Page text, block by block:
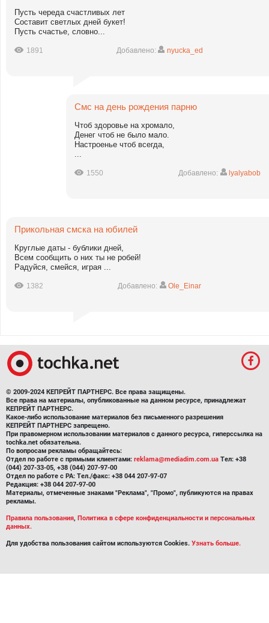
Пусть череда счастливых лет
Составит светлых дней букет!
Пусть счастье, словно...
1891 Добавлено: nyucka_ed
Смс на день рождения парню
Чтоб здоровье на хромало,
Денег чтоб не было мало.
Настроенье чтоб всегда,
...
1550 Добавлено: lyalyabob
Прикольная смска на юбилей
Круглые даты - бублики дней,
Всем сообщить о них ты не робей!
Радуйся, смейся, играя ...
1382 Добавлено: Ole_Einar
© 2009-2024 КЕПРЕЙТ ПАРТНЕРС. Все права защищены.
Все права на материалы, опубликованные на данном ресурсе, принадлежат
КЕПРЕЙТ ПАРТНЕРС.
Какое-либо использование материалов без письменного разрешения
КЕПРЕЙТ ПАРТНЕРС запрещено.
При правомерном использовании материалов с данного ресурса, гиперссылка на
tochka.net обязательна.
По вопросам рекламы обращайтесь:
Отдел по работе с прямыми клиентами: reklama@mediadim.com.ua Тел: +38
(044) 207-33-05, +38 (044) 207-97-00
Отдел по работе с РА: Тел./факс: +38 044 207-97-07
Редакция: +38 044 207-97-00
Материалы, отмеченные знаками "Реклама", "Промо", публикуются на правах
рекламы.
Правила пользования, Политика в сфере конфиденциальности и персональных
данных.
Для удобства пользования сайтом используются Cookies. Узнать больше.